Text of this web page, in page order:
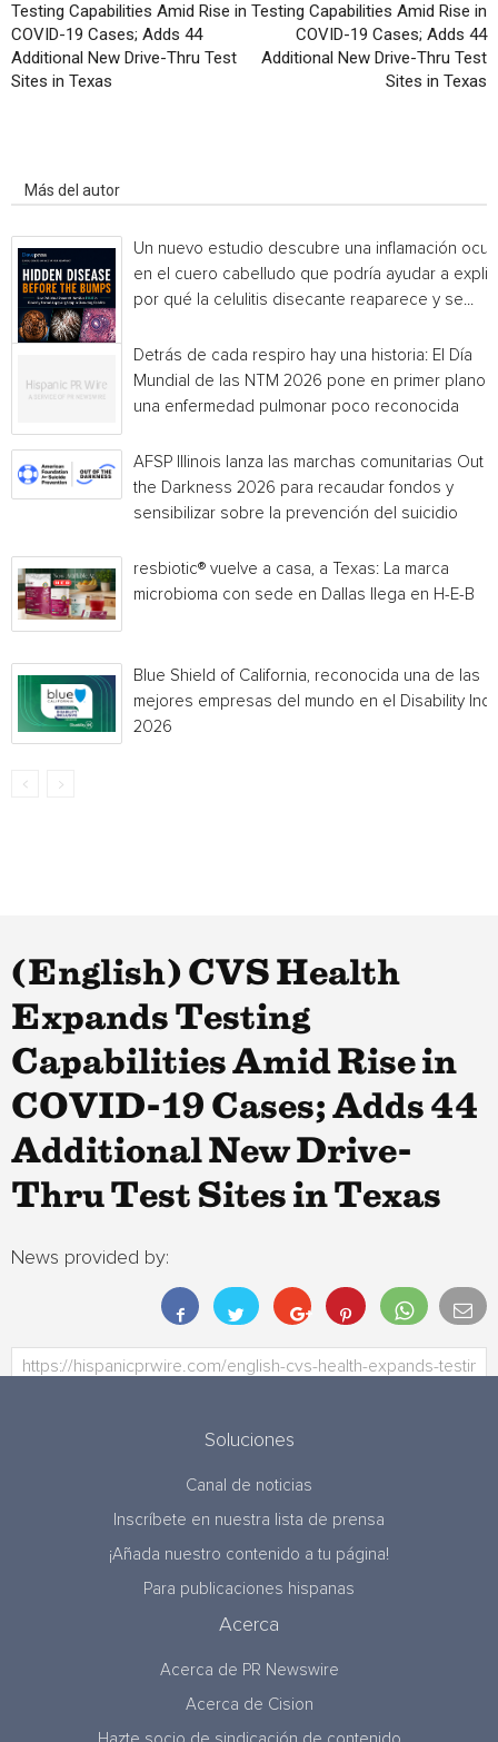
Testing Capabilities Amid Rise in
COVID-19 Cases; Adds 44
Additional New Drive-Thru Test
Sites in Texas
Testing Capabilities Amid Rise in
COVID-19 Cases; Adds 44
Additional New Drive-Thru Test
Sites in Texas
Más del autor
Un nuevo estudio descubre una inflamación
en el cuero cabelludo que podría ayudar a
por qué la celulitis disecante reaparece y se...
Detrás de cada respiro hay una historia: El Día
Mundial de las NTM 2026 pone en primer plano
una enfermedad pulmonar poco reconocida
AFSP Illinois lanza las marchas comunitarias Out
the Darkness 2026 para recaudar fondos y
sensibilizar sobre la prevención del suicidio
resbiotic® vuelve a casa, a Texas: La marca
microbioma con sede en Dallas llega en H-E-B
Blue Shield of California, reconocida una de las
mejores empresas del mundo en el Disability
2026
(English) CVS Health
Expands Testing
Capabilities Amid Rise in
COVID-19 Cases; Adds 44
Additional New Drive-
Thru Test Sites in Texas
News provided by:
Soluciones
Canal de noticias
Inscríbete en nuestra lista de prensa
¡Añada nuestro contenido a tu página!
Para publicaciones hispanas
Acerca
Acerca de PR Newswire
Acerca de Cision